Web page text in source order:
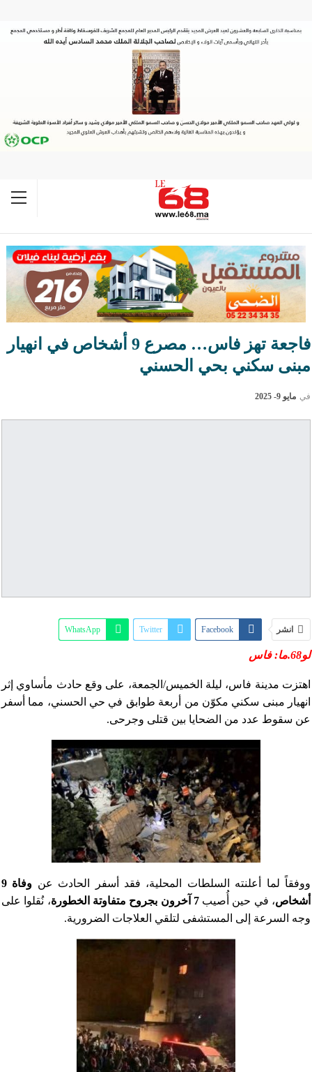
فاجعة تهز فاس… مصرع 9 أشخاص في انهيار
مبنى سكني بحي الحسني
في مايو 9- 2025
انشر Facebook
Twitter
WhatsApp
ReddIt
Linkedin
Tumblr
Telegram
StumbleUpon
VK
Digg
OK.ru
لو68.ما: فاس
اهتزت مدينة فاس، ليلة الخميس/الجمعة، على وقع حادث مأساوي إثر
انهيار مبنى سكني مكوّن من أربعة طوابق في حي الحسني، مما أسفر
عن سقوط عدد من الضحايا بين قتلى وجرحى.
ووفقاً لما أعلنته السلطات المحلية، فقد أسفر الحادث عن
وفاة 9
أشخاص، في حين أُصيب7 آخرون بجروح متفاوتة الخطورة
، نُقلوا على
وجه السرعة إلى المستشفى لتلقي العلاجات الضرورية.